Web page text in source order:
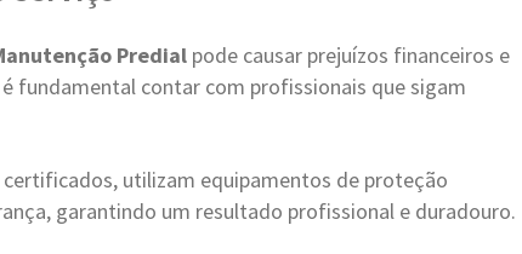
Predial pode causar prejuízos financeiros e
fundamental contar com profissionais que sigam
utilizam equipamentos de proteção
garantindo um resultado profissional e duradouro.